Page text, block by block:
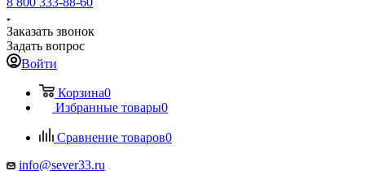
Заказать звонок
Задать вопрос
Войти
Корзина0
Избранные товары0
Сравнение товаров0
info@sever33.ru